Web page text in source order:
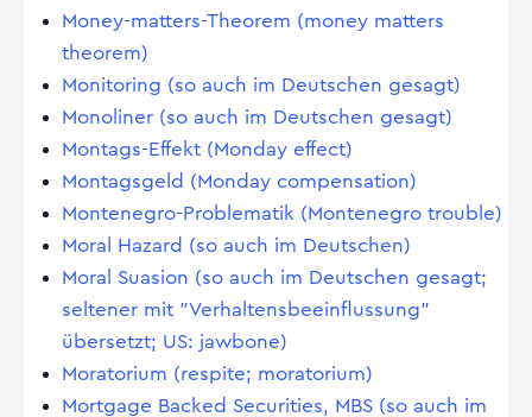
Money-matters-Theorem (money matters
theorem)
Monitoring (so auch im Deutschen gesagt)
Monoliner (so auch im Deutschen gesagt)
Montags-Effekt (Monday effect)
Montagsgeld (Monday compensation)
Montenegro-Problematik (Montenegro trouble)
Moral Hazard (so auch im Deutschen)
Moral Suasion (so auch im Deutschen gesagt;
seltener mit "Verhaltensbeeinflussung"
übersetzt; US: jawbone)
Moratorium (respite; moratorium)
Mortgage Backed Securities, MBS (so auch im